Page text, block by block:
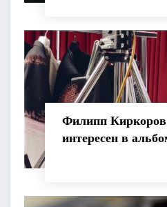
Филипп Киркоров
интересен в